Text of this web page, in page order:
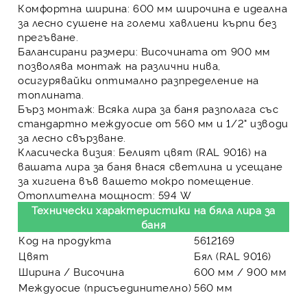
Комфортна ширина: 600 мм широчина е идеална
за лесно сушене на големи хавлиени кърпи без
прегъване.
Балансирани размери: Височината от 900 мм
позволява монтаж на различни нива,
осигурявайки оптимално разпределение на
топлината.
Бърз монтаж: Всяка лира за баня разполага със
стандартно междуосие от 560 мм и 1/2" изводи
за лесно свързване.
Класическа визия: Белият цвят (RAL 9016) на
вашата лира за баня внася светлина и усещане
за хигиена във вашето мокро помещение.
Отоплителна мощност: 594 W
Технически характеристики на бяла лира за
баня
Код на продукта
5612169
Цвят
Бял (RAL 9016)
Ширина / Височина
600 мм / 900 мм
Междуосие (присъединително)560 мм